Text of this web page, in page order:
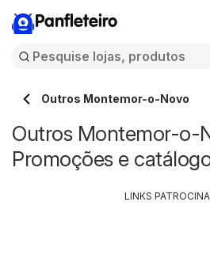
Panfleteiro
Outros Montemor-o-Novo
Outros Montemor-o-
Promoções e
LINKS